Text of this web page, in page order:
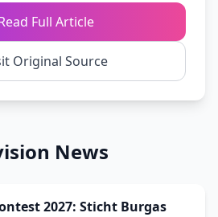
Full Article
Original Source
News
2027: Sticht Burgas